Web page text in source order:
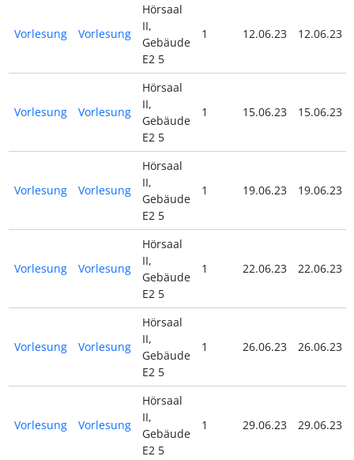
Vorlesung Vorlesung
Hörsaal
II,
Gebäude
E2 5
1 12.06.23 12.06.23
Vorlesung Vorlesung
Hörsaal
II,
Gebäude
E2 5
1 15.06.23 15.06.23
Vorlesung Vorlesung
Hörsaal
II,
Gebäude
E2 5
1 19.06.23 19.06.23
Vorlesung Vorlesung
Hörsaal
II,
Gebäude
E2 5
1 22.06.23 22.06.23
Vorlesung Vorlesung
Hörsaal
II,
Gebäude
E2 5
1 26.06.23 26.06.23
Vorlesung Vorlesung
Hörsaal
II,
Gebäude
E2 5
1 29.06.23 29.06.23